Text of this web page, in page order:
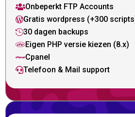
Onbeperkt FTP Accounts
Gratis wordpress (+300
30 dagen backups
Eigen PHP versie kiezen (8.x)
Cpanel
Telefoon & Mail support